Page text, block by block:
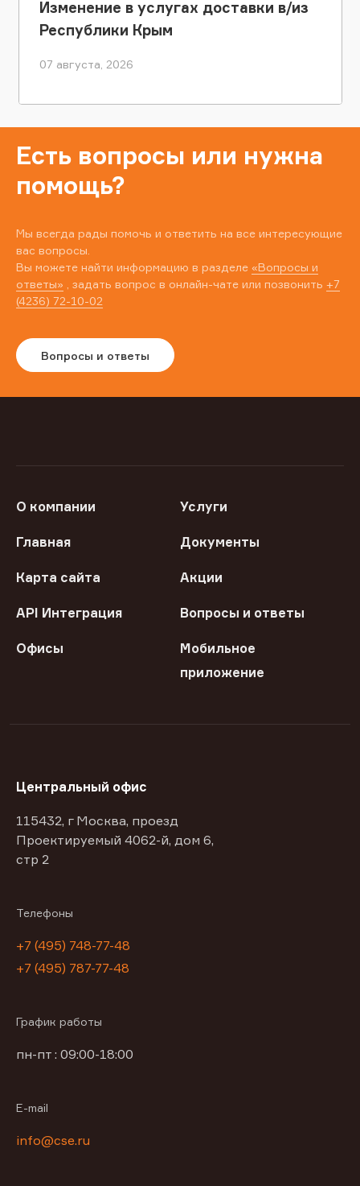
Изменение в услугах доставки в/из
Республики Крым
07 августа, 2026
Есть вопросы или нужна
помощь?
Мы всегда рады помочь и ответить на все интересующие
вас вопросы.
Вы можете найти информацию в разделе «Вопросы и
ответы» , задать вопрос в онлайн-чате или позвонить +7
(4236) 72-10-02
Вопросы и ответы
О компании Услуги
Главная Документы
Карта сайта Акции
API Интеграция Вопросы и ответы
Офисы
Мобильное
приложение
Центральный офис
115432, г Москва, проезд
Проектируемый 4062-й, дом 6,
стр 2
Телефоны
+7 (495) 748-77-48
+7 (495) 787-77-48
График работы
пн-пт : 09:00-18:00
E-mail
info@cse.ru